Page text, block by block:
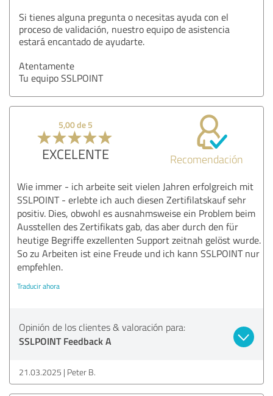
Si tienes alguna pregunta o necesitas ayuda con el
proceso de validación, nuestro equipo de asistencia
estará encantado de ayudarte.
Atentamente
Tu equipo SSLPOINT
5,00 de 5
EXCELENTE Recomendación
Wie immer - ich arbeite seit vielen Jahren erfolgreich mit
SSLPOINT - erlebte ich auch diesen Zertifilatskauf sehr
positiv. Dies, obwohl es ausnahmsweise ein Problem beim
Ausstellen des Zertifikats gab, das aber durch den für
heutige Begriffe exzellenten Support zeitnah gelöst wurde.
So zu Arbeiten ist eine Freude und ich kann SSLPOINT nur
empfehlen.
Traducir ahora
Opinión de los clientes & valoración para:
SSLPOINT Feedback A
21.03.2025 Peter B.